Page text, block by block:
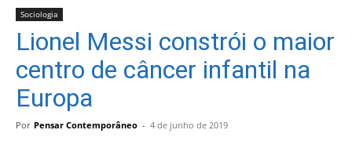
Sociologia
Lionel Messi constrói o maior
centro de câncer infantil na
Europa
Por Pensar Contemporâneo - 4 de junho de 2019